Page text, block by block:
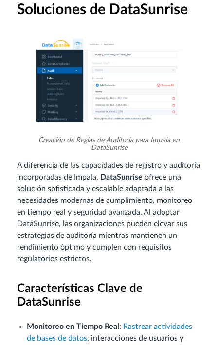
Soluciones de DataSunrise
Creación de Reglas de Auditoría para Impala en
DataSunrise
A diferencia de las capacidades de registro y auditoría
incorporadas de Impala, DataSunrise ofrece una
solución sofisticada y escalable adaptada a las
necesidades modernas de cumplimiento, monitoreo
en tiempo real y seguridad avanzada. Al adoptar
DataSunrise, las organizaciones pueden elevar sus
estrategias de auditoría mientras mantienen un
rendimiento óptimo y cumplen con requisitos
regulatorios estrictos.
Características Clave de
DataSunrise
Monitoreo en Tiempo Real : Rastrear actividades
de bases de datos, interacciones de usuarios y